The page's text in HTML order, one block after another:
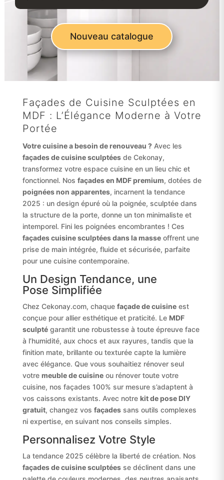
Nouveau catalogue
Façades de Cuisine Sculptées en
MDF : L’Élégance Moderne à Votre
Portée
Votre cuisine a besoin de renouveau ? Avec les
façades de cuisine sculptéesde Cekonay,
transformez votre espace cuisine en un lieu chic et
fonctionnel. Nos façades en MDF premium, dotées de
poignées non apparentes, incarnent la tendance
2025 : un design épuré où la poignée, sculptée dans
la structure de la porte, donne un ton minimaliste et
intemporel. Fini les poignées encombrantes ! Ces
façades cuisine sculptées dans la masseoffrent une
prise de main intégrée, fluide et sécurisée, parfaite
pour une cuisine contemporaine.
Un Design Tendance, une
Pose Simplifiée
Chez Cekonay.com, chaque façade de cuisineest
conçue pour allier esthétique et praticité. Le MDF
sculptégarantit une robustesse à toute épreuve face
à l’humidité, aux chocs et aux rayures, tandis que la
finition mate, brillante ou texturée capte la lumière
avec élégance. Que vous souhaitiez rénover seul
votre meuble de cuisineou rénover toute votre
cuisine, nos façades 100% sur mesure s’adaptent à
vos caissons existants. Avec notre kit de pose DIY
gratuit, changez vos façadessans outils complexes
ni expertise, en suivant nos conseils simples.
Personnalisez Votre Style
La tendance 2025 célèbre la liberté de création. Nos
façades de cuisine sculptéesse déclinent dans une